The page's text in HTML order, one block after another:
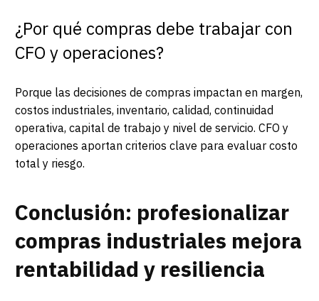
¿Por qué compras debe trabajar con
CFO y operaciones?
Porque las decisiones de compras impactan en margen,
costos industriales, inventario, calidad, continuidad
operativa, capital de trabajo y nivel de servicio. CFO y
operaciones aportan criterios clave para evaluar costo
total y riesgo.
Conclusión: profesionalizar
compras industriales mejora
rentabilidad y resiliencia